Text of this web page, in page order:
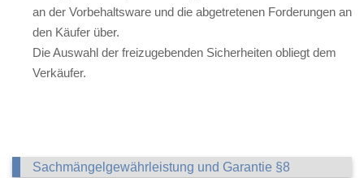
an der Vorbehaltsware und die abgetretenen Forderungen an
den Käufer über.
Die Auswahl der freizugebenden Sicherheiten obliegt dem
Verkäufer.
Sachmängelgewährleistung und Garantie §8